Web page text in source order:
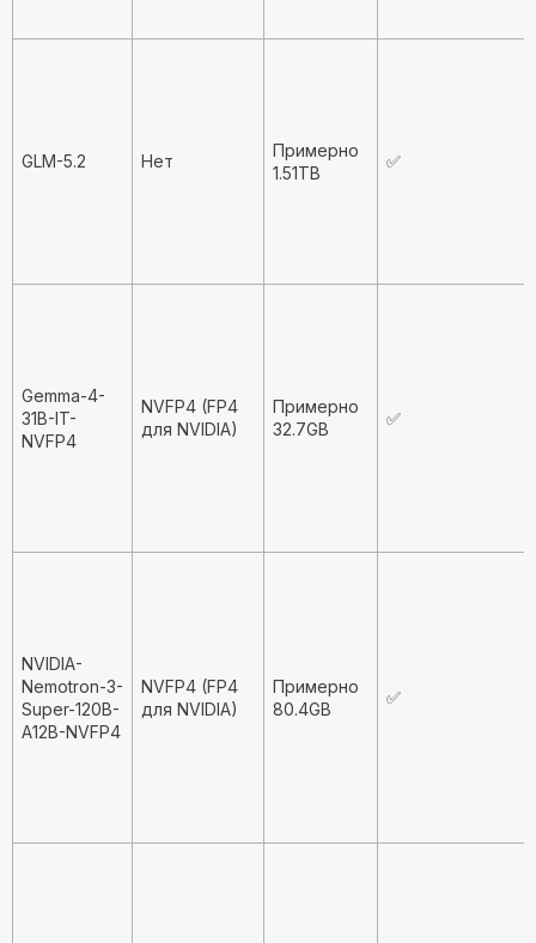
GLM-5.2 Нет
Примерно
1.51TB
✅
Gemma-4-
31B-IT-
NVFP4
NVFP4 (FP4
для NVIDIA)
Примерно
32.7GB
✅
NVIDIA-
Nemotron-3-
Super-120B-
A12B-NVFP4
NVFP4 (FP4
для NVIDIA)
Примерно
80.4GB
✅